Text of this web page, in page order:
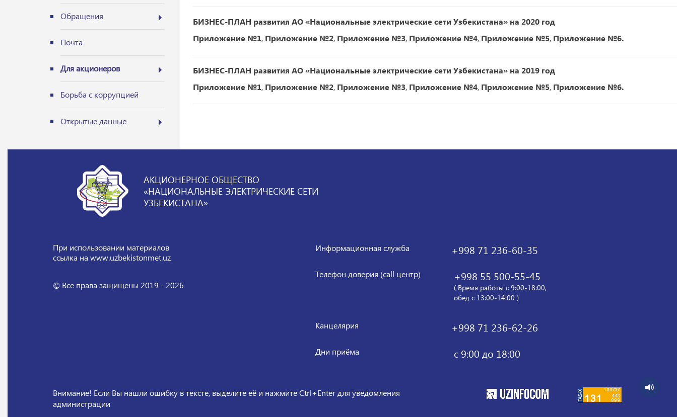
Обращения
Почта
Для акционеров
Борьба с коррупцией
Открытые данные
БИЗНЕС-ПЛАН развития АО «Национальные электрические сети Узбекистана» на 2020 год
Приложение №1, Приложение №2, Приложение №3, Приложение №4, Приложение №5, Приложение №6.
БИЗНЕС-ПЛАН развития АО «Национальные электрические сети Узбекистана» на 2019 год
Приложение №1, Приложение №2, Приложение №3, Приложение №4, Приложение №5, Приложение №6.
АКЦИОНЕРНОЕ ОБЩЕСТВО
«НАЦИОНАЛЬНЫЕ ЭЛЕКТРИЧЕСКИЕ СЕТИ
УЗБЕКИСТАНА»
При использовании материалов
ссылка на www.uzbekistonmet.uz
© Все права защищены 2019 - 2026
Информационная служба +998 71 236-60-35
Телефон доверия (call центр) +998 55 500-55-45
( Время работы с 9:00-18:00,
обед с 13:00-14:00 )
Канцелярия +998 71 236-62-26
Дни приёма с 9:00 до 18:00
Внимание! Если Вы нашли ошибку в тексте, выделите её и нажмите Ctrl+Enter для уведомления
администрации